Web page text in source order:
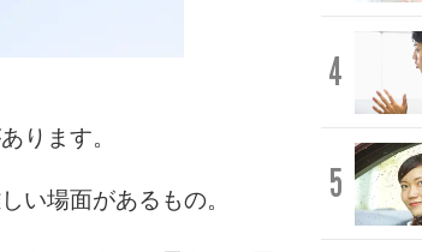
ります。
い場面があるもの。
4
5